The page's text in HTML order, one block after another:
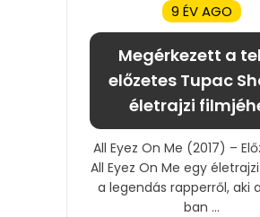
9 ÉV AGO
Megérkezett a
előzetes Tupac
életrajzi
All Eyez On Me (2017) –
All Eyez On Me egy
a legendás rapperről, aki
ban ...